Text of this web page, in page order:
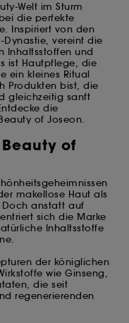
Welt im Sturm
die perfekte
Inspiriert von den
Dynastie, vereint die
Inhaltsstoffen und
ist Hautpflege, die
ein kleines Ritual
Produkten bist, die
gleichzeitig sanft
die
of Joseon.
of
makellose Haut als
anstatt auf
sich die Marke
Inhaltsstoffe
der königlichen
wie Ginseng,
die seit
regenerierenden